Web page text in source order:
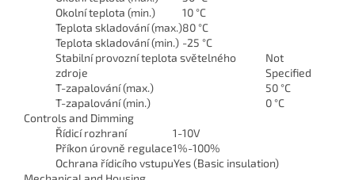
Okolní teplota (min.)
10 °C
Teplota skladování (max.)80 °C
Teplota skladování (min.) -25 °C
Stabilní provozní teplota světelného
zdroje
Not
Specified
T-zapalování (max.)
50 °C
T-zapalování (min.)
0 °C
Controls and Dimming
Řídicí rozhraní
1-10V
Příkon úrovně regulace1%-100%
Ochrana řídicího vstupuYes (Basic insulation)